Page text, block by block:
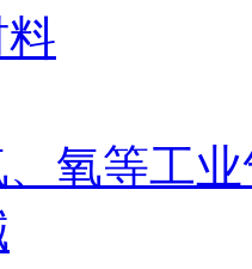
氧等工